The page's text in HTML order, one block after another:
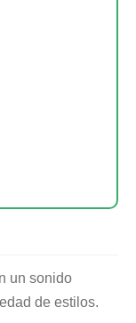
un sonido
de estilos.